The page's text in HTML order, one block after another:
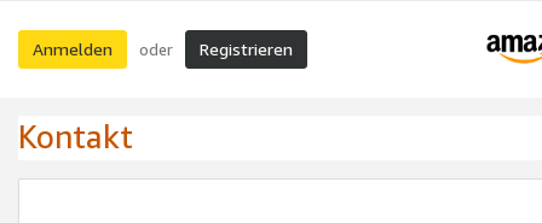
Anmelden oder Registrieren
Kontakt